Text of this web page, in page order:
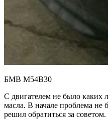
БМВ М54B30
С двигателем не было каких
масла. В начале проблема не
решил обратиться за советом.